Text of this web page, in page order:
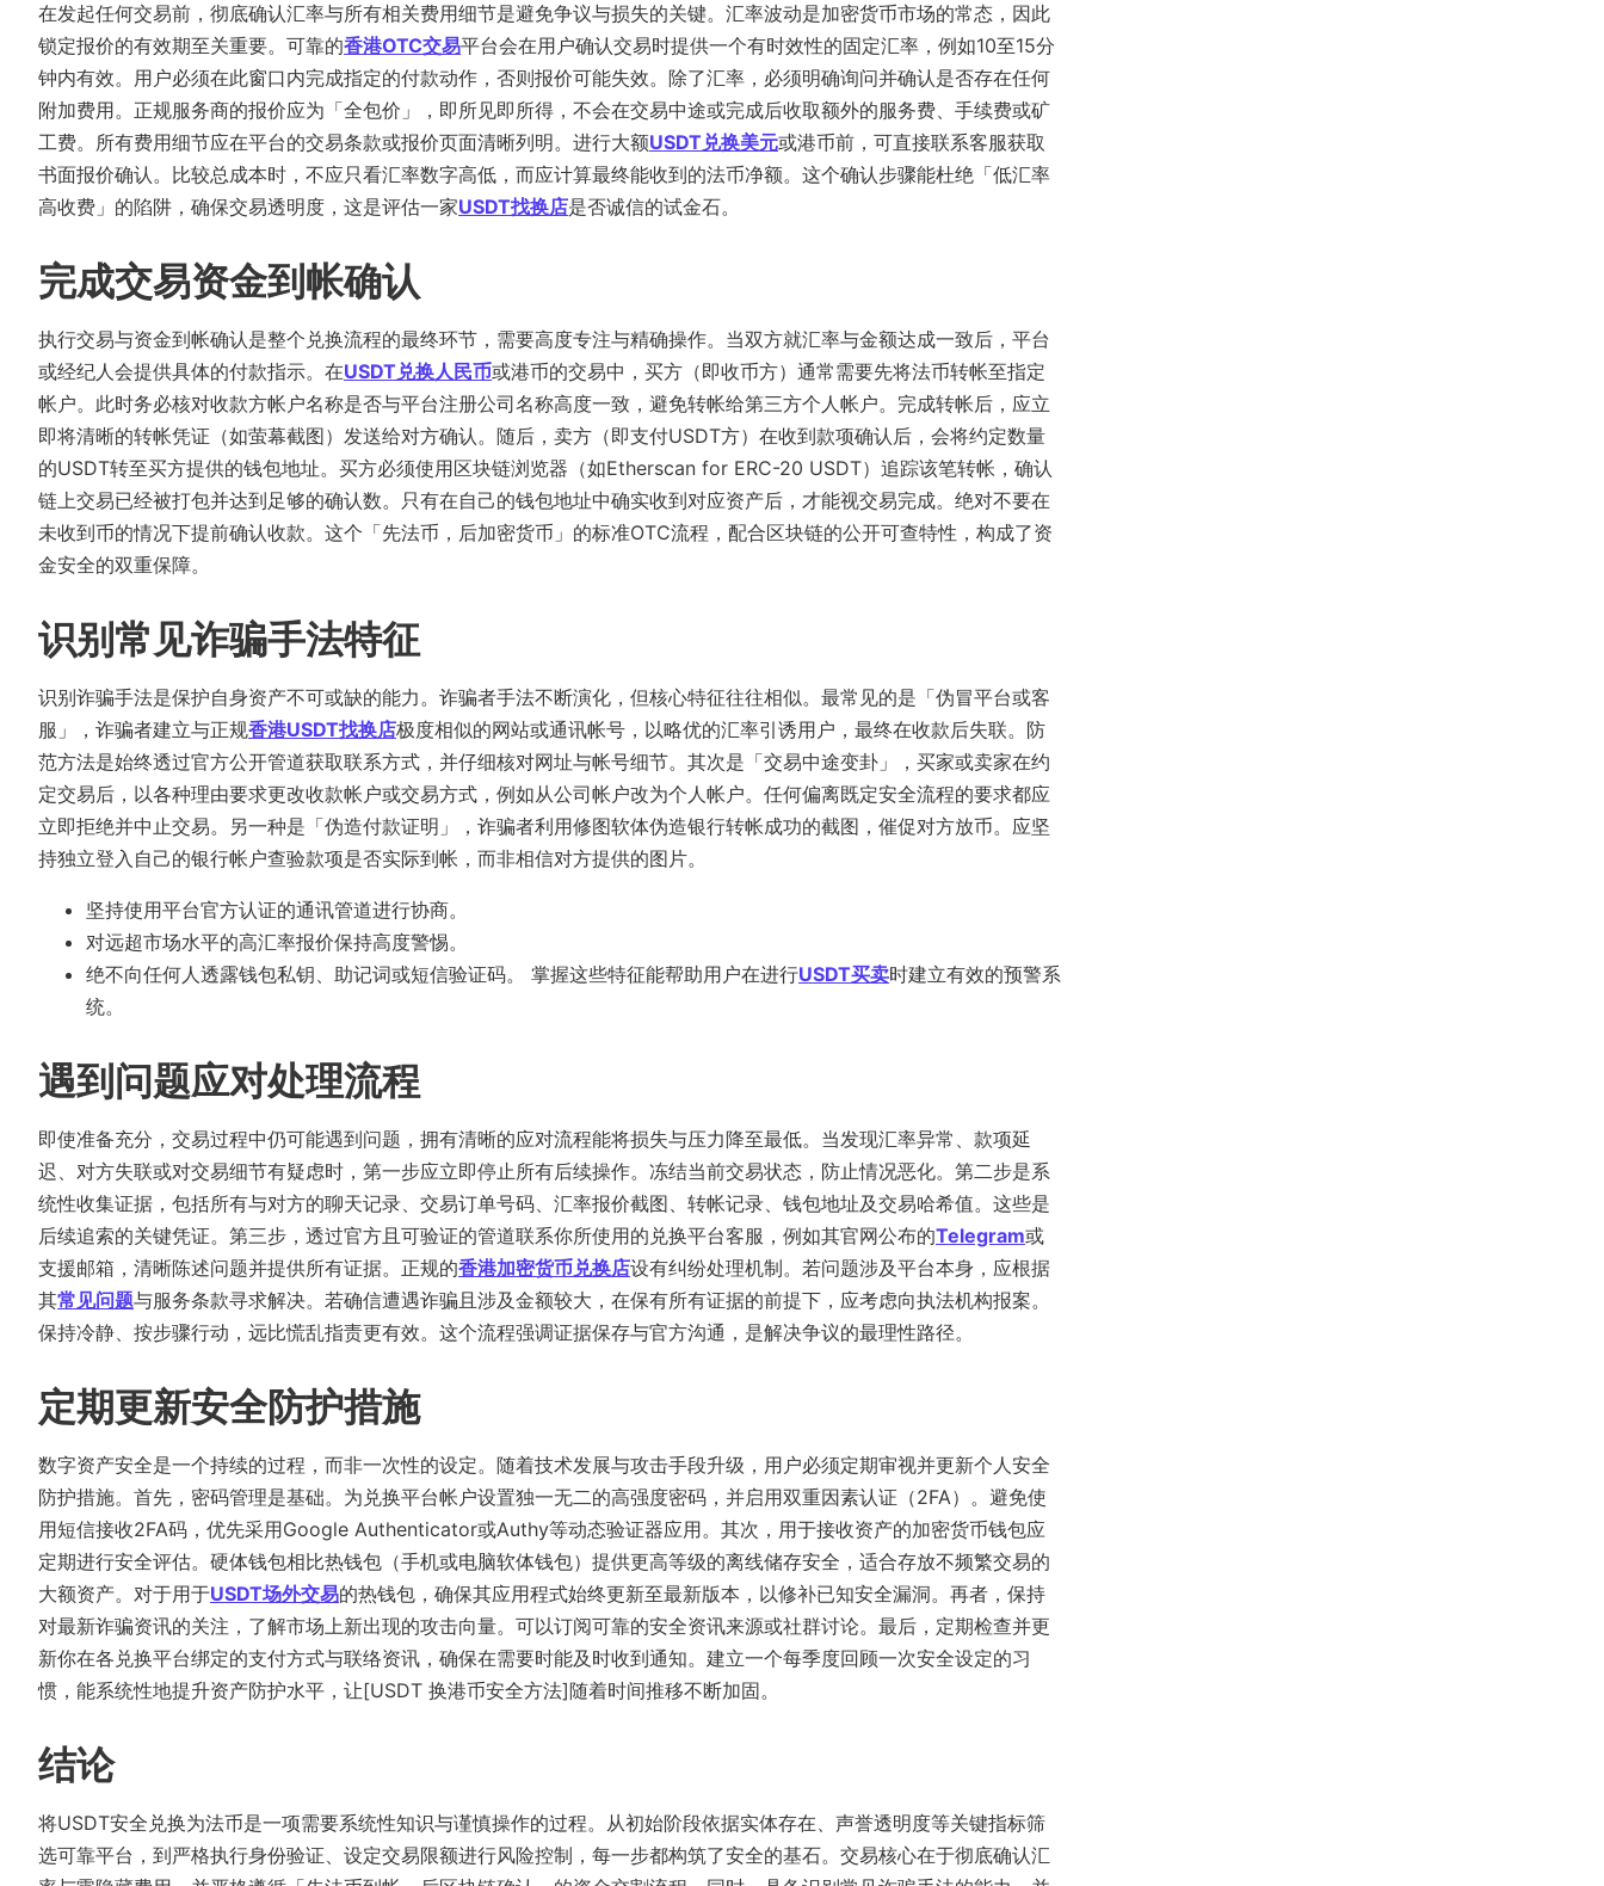
在发起任何交易前，彻底确认汇率与所有相关费用细节是避免争议与损失的关键。汇率波动是加密货币市场的常态，因此
锁定报价的有效期至关重要。可靠的香港OTC交易平台会在用户确认交易时提供一个有时效性的固定汇率，例如10至15分
钟内有效。用户必须在此窗口内完成指定的付款动作，否则报价可能失效。除了汇率，必须明确询问并确认是否存在任何
附加费用。正规服务商的报价应为「全包价」，即所见即所得，不会在交易中途或完成后收取额外的服务费、手续费或矿
工费。所有费用细节应在平台的交易条款或报价页面清晰列明。进行大额USDT兑换美元或港币前，可直接联系客服获取
书面报价确认。比较总成本时，不应只看汇率数字高低，而应计算最终能收到的法币净额。这个确认步骤能杜绝「低汇率
高收费」的陷阱，确保交易透明度，这是评估一家USDT找换店是否诚信的试金石。
完成交易资金到帐确认
执行交易与资金到帐确认是整个兑换流程的最终环节，需要高度专注与精确操作。当双方就汇率与金额达成一致后，平台
或经纪人会提供具体的付款指示。在USDT兑换人民币或港币的交易中，买方（即收币方）通常需要先将法币转帐至指定
帐户。此时务必核对收款方帐户名称是否与平台注册公司名称高度一致，避免转帐给第三方个人帐户。完成转帐后，应立
即将清晰的转帐凭证（如萤幕截图）发送给对方确认。随后，卖方（即支付USDT方）在收到款项确认后，会将约定数量
的USDT转至买方提供的钱包地址。买方必须使用区块链浏览器（如Etherscan for ERC-20 USDT）追踪该笔转帐，确认
链上交易已经被打包并达到足够的确认数。只有在自己的钱包地址中确实收到对应资产后，才能视交易完成。绝对不要在
未收到币的情况下提前确认收款。这个「先法币，后加密货币」的标准OTC流程，配合区块链的公开可查特性，构成了资
金安全的双重保障。
识别常见诈骗手法特征
识别诈骗手法是保护自身资产不可或缺的能力。诈骗者手法不断演化，但核心特征往往相似。最常见的是「伪冒平台或客
服」，诈骗者建立与正规香港USDT找换店极度相似的网站或通讯帐号，以略优的汇率引诱用户，最终在收款后失联。防
范方法是始终透过官方公开管道获取联系方式，并仔细核对网址与帐号细节。其次是「交易中途变卦」，买家或卖家在约
定交易后，以各种理由要求更改收款帐户或交易方式，例如从公司帐户改为个人帐户。任何偏离既定安全流程的要求都应
立即拒绝并中止交易。另一种是「伪造付款证明」，诈骗者利用修图软体伪造银行转帐成功的截图，催促对方放币。应坚
持独立登入自己的银行帐户查验款项是否实际到帐，而非相信对方提供的图片。
坚持使用平台官方认证的通讯管道进行协商。
对远超市场水平的高汇率报价保持高度警惕。
绝不向任何人透露钱包私钥、助记词或短信验证码。 掌握这些特征能帮助用户在进行USDT买卖时建立有效的预警系
统。
遇到问题应对处理流程
即使准备充分，交易过程中仍可能遇到问题，拥有清晰的应对流程能将损失与压力降至最低。当发现汇率异常、款项延
迟、对方失联或对交易细节有疑虑时，第一步应立即停止所有后续操作。冻结当前交易状态，防止情况恶化。第二步是系
统性收集证据，包括所有与对方的聊天记录、交易订单号码、汇率报价截图、转帐记录、钱包地址及交易哈希值。这些是
后续追索的关键凭证。第三步，透过官方且可验证的管道联系你所使用的兑换平台客服，例如其官网公布的Telegram或
支援邮箱，清晰陈述问题并提供所有证据。正规的香港加密货币兑换店设有纠纷处理机制。若问题涉及平台本身，应根据
其常见问题与服务条款寻求解决。若确信遭遇诈骗且涉及金额较大，在保有所有证据的前提下，应考虑向执法机构报案。
保持冷静、按步骤行动，远比慌乱指责更有效。这个流程强调证据保存与官方沟通，是解决争议的最理性路径。
定期更新安全防护措施
数字资产安全是一个持续的过程，而非一次性的设定。随着技术发展与攻击手段升级，用户必须定期审视并更新个人安全
防护措施。首先，密码管理是基础。为兑换平台帐户设置独一无二的高强度密码，并启用双重因素认证（2FA）。避免使
用短信接收2FA码，优先采用Google Authenticator或Authy等动态验证器应用。其次，用于接收资产的加密货币钱包应
定期进行安全评估。硬体钱包相比热钱包（手机或电脑软体钱包）提供更高等级的离线储存安全，适合存放不频繁交易的
大额资产。对于用于USDT场外交易的热钱包，确保其应用程式始终更新至最新版本，以修补已知安全漏洞。再者，保持
对最新诈骗资讯的关注，了解市场上新出现的攻击向量。可以订阅可靠的安全资讯来源或社群讨论。最后，定期检查并更
新你在各兑换平台绑定的支付方式与联络资讯，确保在需要时能及时收到通知。建立一个每季度回顾一次安全设定的习
惯，能系统性地提升资产防护水平，让[USDT 换港币安全方法]随着时间推移不断加固。
结论
将USDT安全兑换为法币是一项需要系统性知识与谨慎操作的过程。从初始阶段依据实体存在、声誉透明度等关键指标筛
选可靠平台，到严格执行身份验证、设定交易限额进行风险控制，每一步都构筑了安全的基石。交易核心在于彻底确认汇